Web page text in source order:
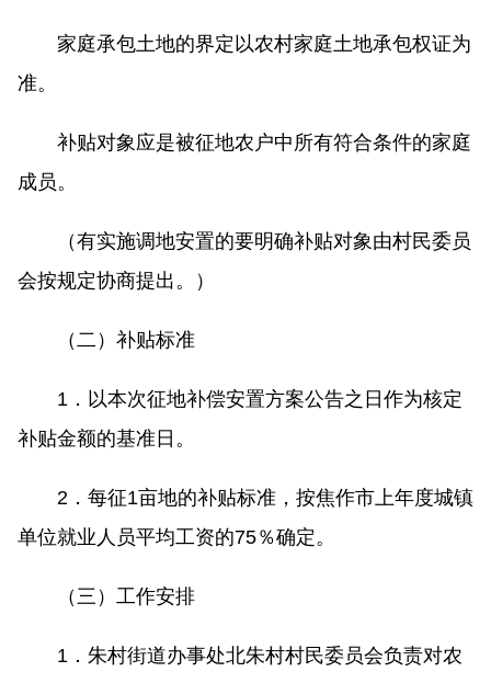
家庭承包土地的界定以农村家庭土地承包权证为
准。
补贴对象应是被征地农户中所有符合条件的家庭
成员。
（有实施调地安置的要明确补贴对象由村民委员
会按规定协商提出。）
（二）补贴标准
1．以本次征地补偿安置方案公告之日作为核定
补贴金额的基准日。
2．每征1亩地的补贴标准，按焦作市上年度城镇
单位就业人员平均工资的75％确定。
（三）工作安排
1．朱村街道办事处北朱村村民委员会负责对农